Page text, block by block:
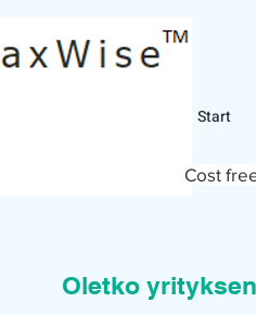
Start
Cost
Oletko yrityksen